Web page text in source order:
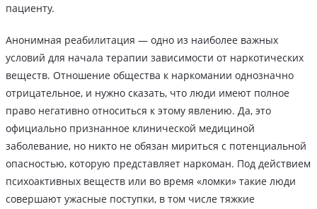
пациенту.
Анонимная реабилитация — одно из наиболее важных
условий для начала терапии зависимости от наркотических
веществ. Отношение общества к наркомании однозначно
отрицательное, и нужно сказать, что люди имеют полное
право негативно относиться к этому явлению. Да, это
официально признанное клинической медициной
заболевание, но никто не обязан мириться с потенциальной
опасностью, которую представляет наркоман. Под действием
психоактивных веществ или во время «ломки» такие люди
совершают ужасные поступки, в том числе тяжкие